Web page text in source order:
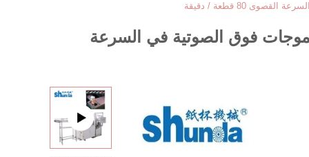
80 قطعة / دقيقة
فوق الصوتية في السرعة